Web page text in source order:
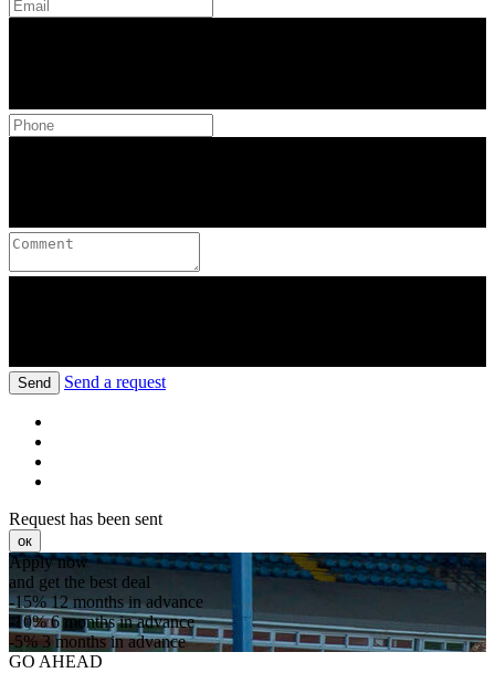
Send Send a request
Request has been sent
ок
Apply now
and get the best deal
-15%12 months in advance
-10%6 months in advance
-5%3 months in advance
GO AHEAD